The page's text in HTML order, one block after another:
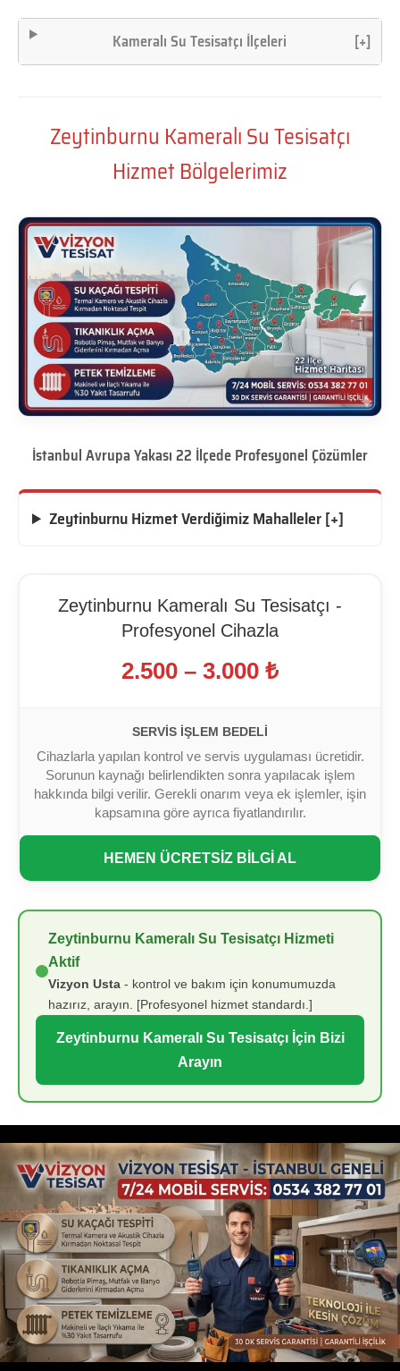
Kameralı Su Tesisatçı İlçeleri [+]
Zeytinburnu Kameralı Su Tesisatçı
Hizmet Bölgelerimiz
İstanbul Avrupa Yakası 22 İlçede Profesyonel Çözümler
Zeytinburnu Hizmet Verdiğimiz Mahalleler [+]
Zeytinburnu Kameralı Su Tesisatçı -
Profesyonel Cihazla
2.500 – 3.000 ₺
SERVIS İŞLEM BEDELI
Cihazlarla yapılan kontrol ve servis uygulaması ücretidir.
Sorunun kaynağı belirlendikten sonra yapılacak işlem
hakkında bilgi verilir. Gerekli onarım veya ek işlemler, işin
kapsamına göre ayrıca fiyatlandırılır.
HEMEN ÜCRETSİZ BİLGİ AL
Zeytinburnu Kameralı Su Tesisatçı Hizmeti
Aktif
Vizyon Usta - kontrol ve bakım için konumumuzda
hazırız, arayın. [Profesyonel hizmet standardı.]
Zeytinburnu Kameralı Su Tesisatçı İçin Bizi
Arayın